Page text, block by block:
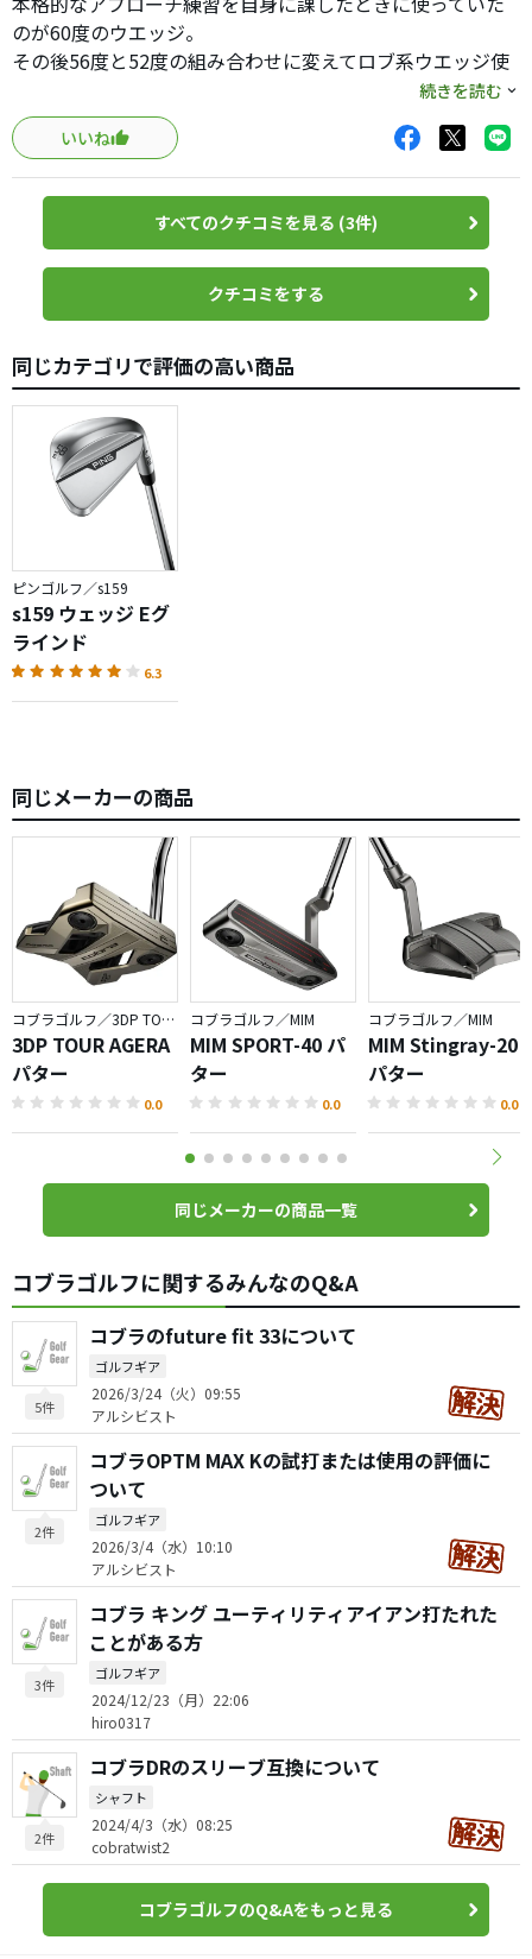
のが60度のウエッジ。
その後56度と52度の組み合わせに変えてロブ系ウエッジ使
っていませんでしたが、60度のウエッジでの距離感が欲し
くて初代コールドフォージドの58(4)、MPR12の58(10)など
と比較してみましたがやはりS20素材の柔らかさが決め手と
なり現在のエースはツアートラスティーの60(10）となって
います。
エッジ周りからのスピンをかけての転がしなども扱いやす
く万能です。
しかし60度ですのでフルショットで80yなどを狙うとくぐり
やすいのでAWは必要だと思います。
を併用しています。
続きを読む
いいね
すべてのクチコミを見る (3件)
クチコミをする
同じカテゴリで評価の高い商品
ピンゴルフ／s159
s159 ウェッジ Eグ
ラインド
6.3
同じメーカーの商品
コブラゴルフ／3DP TOUR
3DP TOUR AGERA
パター
0.0
コブラゴルフ／MIM
MIM SPORT-40 パ
ター
0.0
コブラゴルフ／MIM
MIM Stingray-20
パター
0.0
同じメーカーの商品一覧
コブラゴルフに関するみんなのQ&A
5件
コブラのfuture fit 33について
ゴルフギア
2026/3/24（火）09:55
アルシビスト
2件
コブラOPTM MAX Kの試打または使用の評価に
ついて
ゴルフギア
2026/3/4（水）10:10
アルシビスト
3件
コブラ キング ユーティリティアイアン打たれた
ことがある方
ゴルフギア
2024/12/23（月）22:06
hiro0317
2件
コブラDRのスリーブ互換について
シャフト
2024/4/3（水）08:25
cobratwist2
コブラゴルフのQ&Aをもっと見る